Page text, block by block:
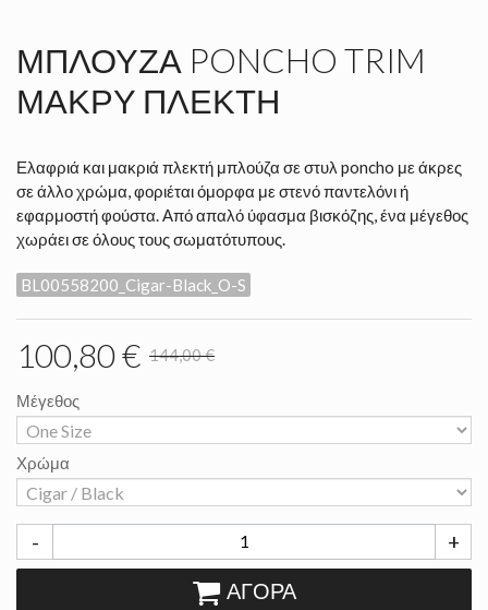
ΜΠΛΟΎΖΑ PONCHO TRIM
ΜΑΚΡΎ ΠΛΕΚΤΉ
Ελαφριά και μακριά πλεκτή μπλούζα σε στυλ poncho με άκρες
σε άλλο χρώμα, φοριέται όμορφα με στενό παντελόνι ή
εφαρμοστή φούστα. Από απαλό ύφασμα βισκόζης, ένα μέγεθος
χωράει σε όλους τους σωματότυπους.
BL00558200_Cigar-Black_O-S
100,80 € 144,00 €
Μέγεθος
Χρώμα
- +
ΑΓΟΡΆ